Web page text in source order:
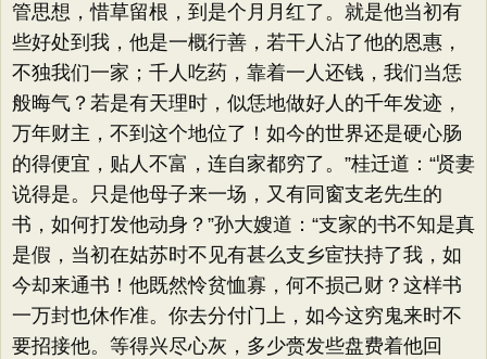
管思想，惜草留根，到是个月月红了。就是他当初有
些好处到我，他是一概行善，若干人沾了他的恩惠，
不独我们一家；千人吃药，靠着一人还钱，我们当恁
般晦气？若是有天理时，似恁地做好人的千年发迹，
万年财主，不到这个地位了！如今的世界还是硬心肠
的得便宜，贴人不富，连自家都穷了。​”桂迁道：​“贤妻
说得是。只是他母子来一场，又有同窗支老先生的
书，如何打发他动身？​”孙大嫂道：​“支家的书不知是真
是假，当初在姑苏时不见有甚么支乡宦扶持了我，如
今却来通书！他既然怜贫恤寡，何不损己财？这样书
一万封也休作准。你去分付门上，如今这穷鬼来时不
要招接他。等得兴尽心灰，多少赍发些盘费着他回